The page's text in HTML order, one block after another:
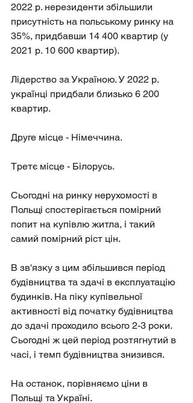
2022 р. нерезиденти збільшили
присутність на польському ринку на
35%, придбавши 14 400 квартир (у
2021 р. 10 600 квартир).
Лідерство за Україною. У 2022 р.
українці придбали близько 6 200
квартир.
Друге місце - Німеччина.
Третє місце - Білорусь.
Сьогодні на ринку нерухомості в
Польщі спостерігається помірний
попит на купівлю житла, і такий
самий помірний ріст цін.
В зв'язку з цим збільшився період
будівництва та здачі в експлуатацію
будинків. На піку купівельної
активності від початку будівництва
до здачі проходило всього 2-3 роки.
Сьогодні ж цей період розтягнутий в
часі, і темп будівництва знизився.
На останок, порівняємо ціни в
Польщі та Україні.